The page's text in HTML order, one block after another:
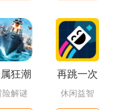
狂潮
险解谜
再跳一次
休闲益智